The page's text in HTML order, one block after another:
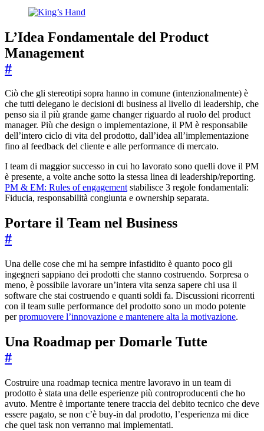
L’Idea Fondamentale del Product
Management
#
Ciò che gli stereotipi sopra hanno in comune (intenzionalmente) è
che tutti delegano le decisioni di business al livello di leadership, che
penso sia il più grande game changer riguardo al ruolo del product
manager. Più che design o implementazione, il PM è responsabile
dell’intero ciclo di vita del prodotto, dall’idea all’implementazione
fino al feedback del cliente e alle performance di mercato.
I team di maggior successo in cui ho lavorato sono quelli dove il PM
è presente, a volte anche sotto la stessa linea di leadership/reporting.
PM & EM: Rules of engagementstabilisce 3 regole fondamentali:
Fiducia, responsabilità congiunta e ownership separata.
Portare il Team nel Business
#
Una delle cose che mi ha sempre infastidito è quanto poco gli
ingegneri sappiano dei prodotti che stanno costruendo. Sorpresa o
meno, è possibile lavorare un’intera vita senza sapere chi usa il
software che stai costruendo e quanti soldi fa. Discussioni ricorrenti
con il team sulle performance del prodotto sono un modo potente
perpromuovere l’innovazione e mantenere alta la motivazione.
Una Roadmap per Domarle Tutte
#
Costruire una roadmap tecnica mentre lavoravo in un team di
prodotto è stata una delle esperienze più controproducenti che ho
avuto. Mentre è importante tenere traccia del debito tecnico che deve
essere pagato, se non c’è buy-in dal prodotto, l’esperienza mi dice
che quei task non verranno mai implementati.